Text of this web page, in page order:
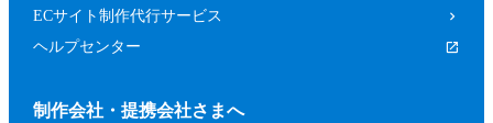
ECサイト制作代行サービス
ヘルプセンター
制作会社・提携会社さまへ